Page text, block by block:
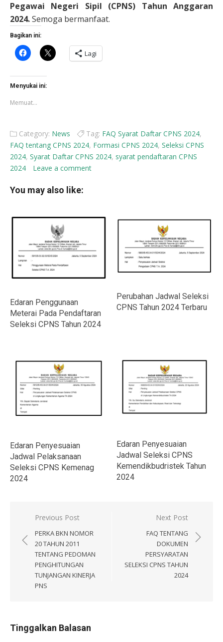
Pegawai Negeri Sipil (CPNS) Tahun Anggaran
2024.Semoga bermanfaat.
Bagikan ini:
Klik
untuk
Facebook(Membuka
di
jendela
baru)
Klik
untuk
berbagi
Lagi
Menyukai ini:
Memuat...
Category: News Tag: FAQ Syarat Daftar CPNS 2024,
FAQ tentang CPNS 2024, Formasi CPNS 2024, Seleksi CPNS
2024, Syarat Daftar CPNS 2024, syarat pendaftaran CPNS
2024
Leave a comment
You may also like:
Edaran Penggunaan
Meterai Pada Pendaftaran
Seleksi CPNS Tahun 2024
Perubahan Jadwal Seleksi
CPNS Tahun 2024 Terbaru
Edaran Penyesuaian
Jadwal Pelaksanaan
Seleksi CPNS Kemenag
2024
Edaran Penyesuaian
Jadwal Seleksi CPNS
Kemendikbudristek Tahun
2024
Navigasi
pos
Previous Post
PERKA BKN NOMOR
20 TAHUN 2011
TENTANG PEDOMAN
PENGHITUNGAN
TUNJANGAN KINERJA
PNS
Next Post
FAQ TENTANG
DOKUMEN
PERSYARATAN
SELEKSI CPNS TAHUN
2024
Tinggalkan Balasan